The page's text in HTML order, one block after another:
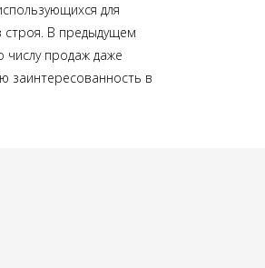
для
строя. В предыдущем
продаж даже
заинтересованность в